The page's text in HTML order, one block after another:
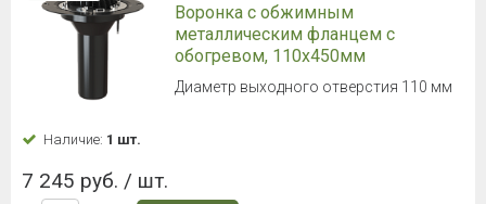
Воронка с обжимным
металлическим фланцем с
обогревом, 110х450мм
Диаметр выходного отверстия 110 мм
Наличие: 1 шт.
7 245 руб. / шт.